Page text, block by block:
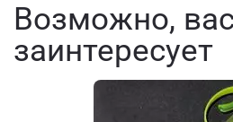
Возможно,
заинтересует